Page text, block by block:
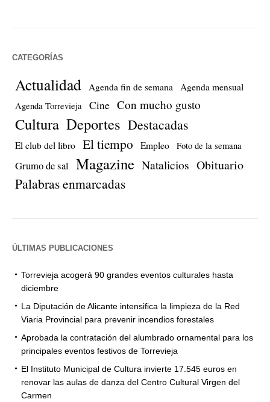
CATEGORÍAS
Actualidad Agenda fin de semana Agenda mensual
Agenda Torrevieja Cine Con mucho gusto
Cultura Deportes Destacadas
El club del libro El tiempo Empleo Foto de la semana
Grumo de sal Magazine Natalicios Obituario
Palabras enmarcadas
ÚLTIMAS PUBLICACIONES
Torrevieja acogerá 90 grandes eventos culturales hasta
diciembre
La Diputación de Alicante intensifica la limpieza de la Red
Viaria Provincial para prevenir incendios forestales
Aprobada la contratación del alumbrado ornamental para los
principales eventos festivos de Torrevieja
El Instituto Municipal de Cultura invierte 17.545 euros en
renovar las aulas de danza del Centro Cultural Virgen del
Carmen